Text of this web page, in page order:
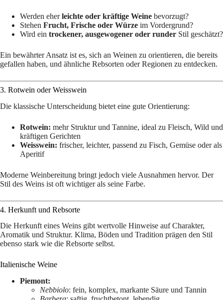
Werden eherleichte oder kräftige Weine bevorzugt?
Stehen Frucht, Frische oder Würze im Vordergrund?
Wird ein trockener, ausgewogener oder runder Stil geschätzt?
Ein bewährter Ansatz ist es, sich an Weinen zu orientieren, die bereits
gefallen haben, und ähnliche Rebsorten oder Regionen zu entdecken.
3. Rotwein oder Weisswein
Die klassische Unterscheidung bietet eine gute Orientierung:
Rotwein: mehr Struktur und Tannine, ideal zu Fleisch, Wild und
kräftigen Gerichten
Weisswein: frischer, leichter, passend zu Fisch, Gemüse oder als
Aperitif
Moderne Weinbereitung bringt jedoch viele Ausnahmen hervor. Der
Stil des Weins ist oft wichtiger als seine Farbe.
4. Herkunft und Rebsorte
Die Herkunft eines Weins gibt wertvolle Hinweise auf Charakter,
Aromatik und Struktur. Klima, Böden und Tradition prägen den Stil
ebenso stark wie die Rebsorte selbst.
Italienische Weine
Piemont:
Nebbiolo: fein, komplex, markante Säure und Tannin